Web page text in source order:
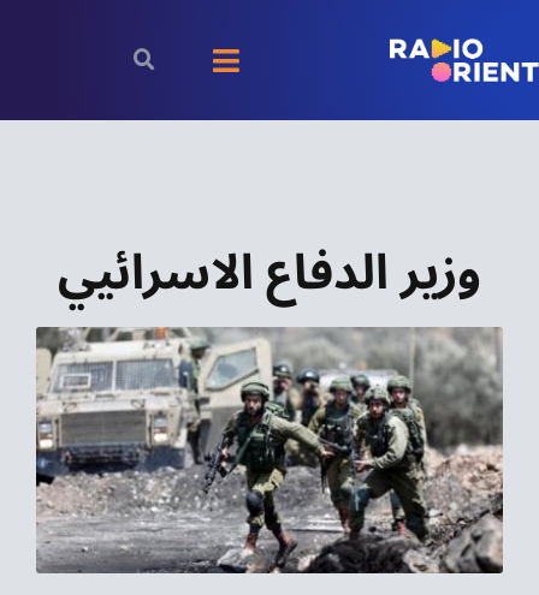
content
Toggle
الأخبار
رياضة
اقتصاد
مقالات
موسيقى الشرق
وزير الدفاع الاسرائيي